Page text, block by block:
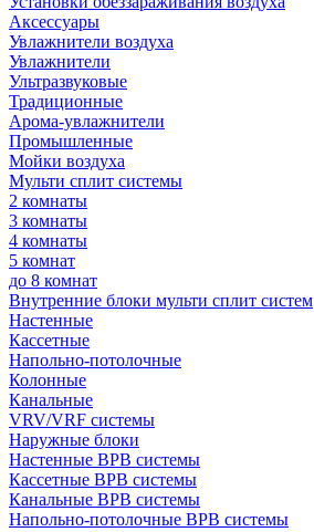
Аксессуары
Увлажнители воздуха
Увлажнители
Ультразвуковые
Традиционные
Арома-увлажнители
Промышленные
Мойки воздуха
Мульти сплит системы
2 комнаты
3 комнаты
4 комнаты
5 комнат
до 8 комнат
Внутренние блоки мульти сплит систем
Настенные
Кассетные
Напольно-потолочные
Колонные
Канальные
VRV/VRF системы
Наружные блоки
Настенные ВРВ системы
Кассетные ВРВ системы
Канальные ВРВ системы
Напольно-потолочные ВРВ системы